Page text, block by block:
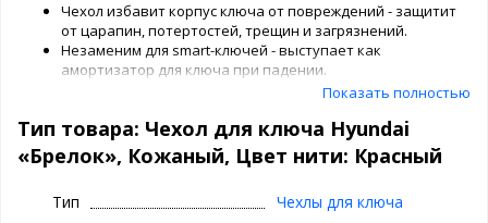
Чехол избавит корпус ключа от повреждений - защитит
от царапин, потертостей, трещин и загрязнений.
Незаменим для smart-ключей - выступает как
амортизатор для ключа при падении.
Выполнен из высококачественной натуральной кожи.
Является стильным аксессуаром для современного
человека.
Станет отличным подарком.
Показать полностью
Тип товара: Чехол для ключа Hyundai
«Брелок», Кожаный, Цвет нити: Красный
Тип
Чехлы для ключа